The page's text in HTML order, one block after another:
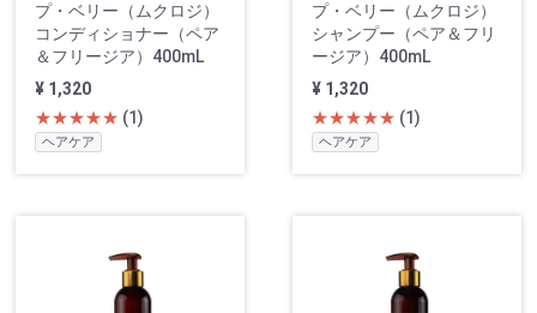
プ・ベリー（ムクロジ）
コンディショナー（ペア
＆フリージア）400mL
¥ 1,320
★★★★★ (1)
ヘアケア
プ・ベリー（ムクロジ）
シャンプー（ペア＆フリ
ージア）400mL
¥ 1,320
★★★★★ (1)
ヘアケア